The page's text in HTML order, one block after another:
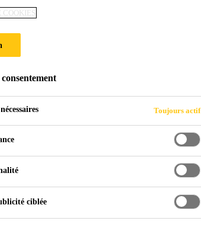
Produits
COOKIES
Toujours actif
ciblée